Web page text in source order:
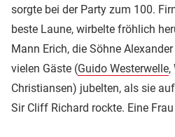
sorgte bei der Party zum 100.
beste Laune, wirbelte fröhlich
Mann Erich, die Söhne
vielen Gäste (Guido Westerwelle,
Christiansen) jubelten, als sie
Sir Cliff Richard rockte. Eine